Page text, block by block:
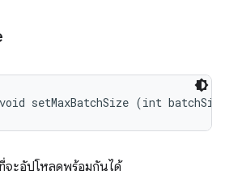
setMaxBatchSize (int
จะอัปโหลดพร้อมกันได้